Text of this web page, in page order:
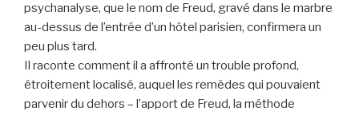
psychanalyse, que le nom de Freud, gravé dans le marbre
au-dessus de l’entrée d’un hôtel parisien, confirmera un
peu plus tard.
Il raconte comment il a affronté un trouble profond,
étroitement localisé, auquel les remèdes qui pouvaient
parvenir du dehors – l’apport de Freud, la méthode